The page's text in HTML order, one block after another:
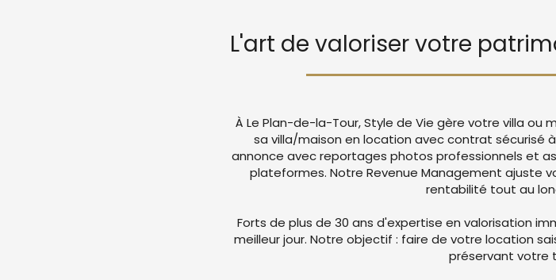
L'art de valoriser votre
À Le Plan-de-la-Tour, Style de Vie gère votre villa ou
sa villa/maison en location avec contrat sécurisé
annonce avec reportages photos professionnels et
plateformes. Notre Revenue Management ajuste
rentabilité tout au
Forts de plus de 30 ans d'expertise en valorisation
meilleur jour. Notre objectif : faire de votre location
préservant votre